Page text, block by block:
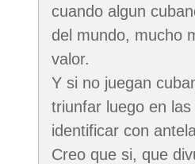
cuando algun
del mundo, mucho
valor.
Y si no juegan
triunfar luego en
identificar con
Creo que si, que